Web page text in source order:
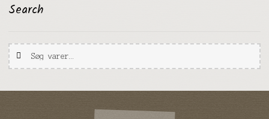
Search
Søg
efter:
Søg